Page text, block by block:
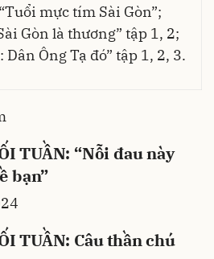
mực tím Sài Gòn”;
Gòn là thương” tập 1, 2;
Ông Tạ đó” tập 1, 2, 3.
TUẦN: “Nỗi đau này
bạn”
TUẦN: Câu thần chú